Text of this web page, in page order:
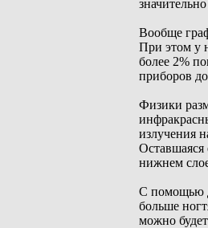
Вообще
При этом у
более 2%
приборов
Физики
излучения
Оставшаяся
нижнем
С помощью
больше
можно